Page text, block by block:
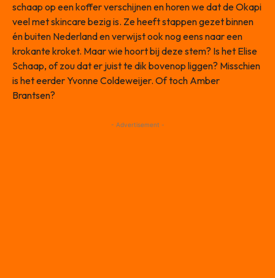
schaap op een koffer verschijnen en horen we dat de Okapi
veel met skincare bezig is. Ze heeft stappen gezet binnen
én buiten Nederland en verwijst ook nog eens naar een
krokante kroket. Maar wie hoort bij deze stem? Is het Elise
Schaap, of zou dat er juist te dik bovenop liggen? Misschien
is het eerder Yvonne Coldeweijer. Of toch Amber
Brantsen?
- Advertisement -